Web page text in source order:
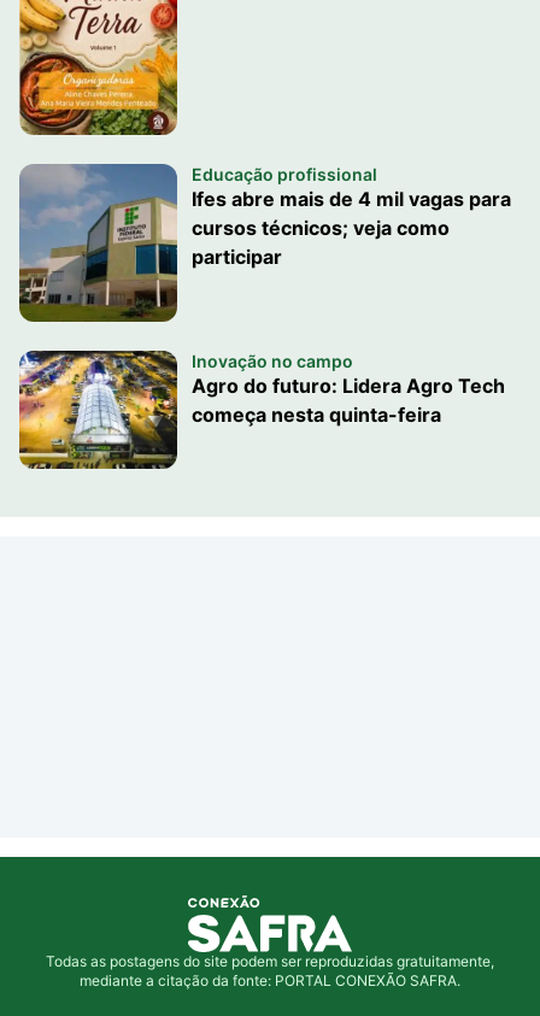
Educação profissional
Ifes abre mais de 4 mil vagas para
cursos técnicos; veja como
participar
Inovação no campo
Agro do futuro: Lidera Agro Tech
começa nesta quinta-feira
Todas as postagens do site podem ser reproduzidas gratuitamente,
mediante a citação da fonte: PORTAL CONEXÃO SAFRA.